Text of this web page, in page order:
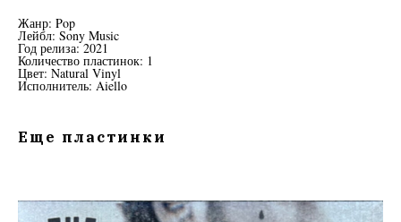
Жанр: Pop
Лейбл: Sony Music
Год релиза: 2021
Количество пластинок: 1
Цвет: Natural Vinyl
Исполнитель: Aiello
Еще пластинки